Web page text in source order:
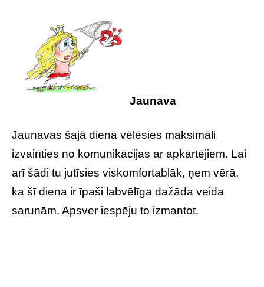
Jaunava
Jaunavas šajā dienā vēlēsies maksimāli
izvairīties no komunikācijas ar apkārtējiem. Lai
arī šādi tu jutīsies viskomfortablāk, ņem vērā,
ka šī diena ir īpaši labvēlīga dažāda veida
sarunām. Apsver iespēju to izmantot.